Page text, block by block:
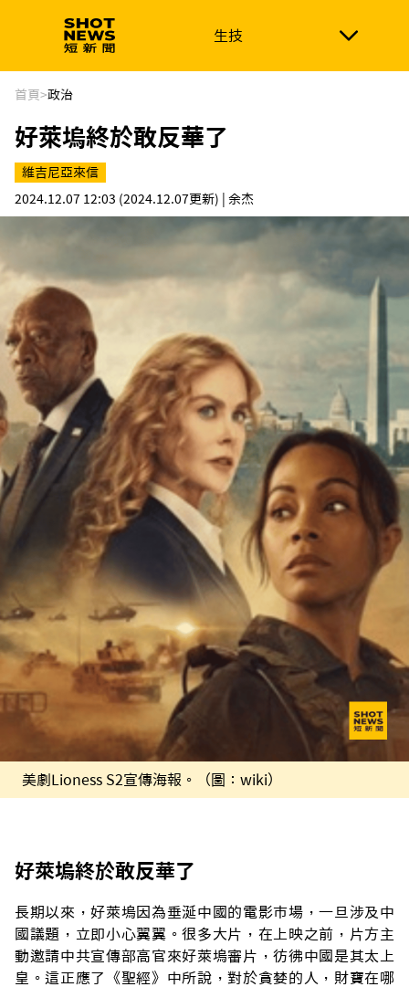
生技
生技 政治
新南向 體育
首頁>政治
好萊塢終於敢反華了
維吉尼亞來信
2024.12.07 12:03 (2024.12.07更新) | 余杰
美劇Lioness S2宣傳海報。（圖：wiki）
好萊塢終於敢反華了
長期以來，好萊塢因為垂涎中國的電影市場，一旦涉及中
國議題，立即小心翼翼。很多大片，在上映之前，片方主
動邀請中共宣傳部高官來好萊塢審片，彷彿中國是其太上
皇。這正應了《聖經》中所說，對於貪婪的人，財寶在哪